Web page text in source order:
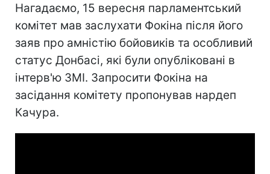
Нагадаємо, 15 вересня парламентський
комітет мав заслухати Фокіна після його
заяв про амністію бойовиків та особливий
статус Донбасі, які були опубліковані в
інтерв'ю ЗМІ. Запросити Фокіна на
засідання комітету пропонував нардеп
Качура.